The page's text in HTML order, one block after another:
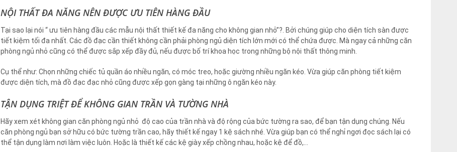
NỘI THẤT ĐA NĂNG NÊN ĐƯỢC ƯU TIÊN HÀNG ĐẦU
Tại sao lại nói “ ưu tiên hàng đầu các mẫu nội thất thiết kế đa năng cho không gian nhỏ”?. Bởi chúng giúp cho diện tích sàn được
tiết kiệm tối đa nhất. Các đồ đạc cần thiết không cần phải phòng ngủ diện tích lớn mới có thể chứa được. Mà ngay cả những căn
phòng ngủ nhỏ cũng có thể được sắp xếp đầy đủ, nếu được bố trí khoa học trong những bộ nội thất thông minh.
Cụ thể như: Chọn những chiếc tủ quần áo nhiều ngăn, có móc treo, hoặc giường nhiều ngăn kéo. Vừa giúp căn phòng tiết kiệm
được diện tích, mà đồ đạc đạc nhỏ cũng được xếp gọn gàng tại những ô ngăn kéo này.
TẬN DỤNG TRIỆT ĐỂ KHÔNG GIAN TRẦN VÀ TƯỜNG NHÀ
Hãy xem xét không gian căn phòng ngủ nhỏ độ cao của trần nhà và độ rộng của bức tường ra sao, để bạn tận dụng chúng. Nếu
căn phòng ngủ bạn sở hữu có bức tường trần cao, hãy thiết kế ngay 1 kệ sách nhé. Vừa giúp bạn có thể nghỉ ngơi đọc sách lại có
thể tận dụng làm nơi làm việc luôn. Hoặc là thiết kế các kệ giày xếp chồng nhau, hoặc kệ để đồ,…